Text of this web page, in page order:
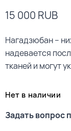
15 000 RUB
Нагадзюбан –
надевается
тканей и могут
Нет в наличии
Задать вопрос